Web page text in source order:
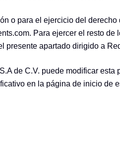
o para el ejercicio del
Para ejercer el resto
presente apartado dirigido a
de C.V. puede modificar
en la página de inicio de